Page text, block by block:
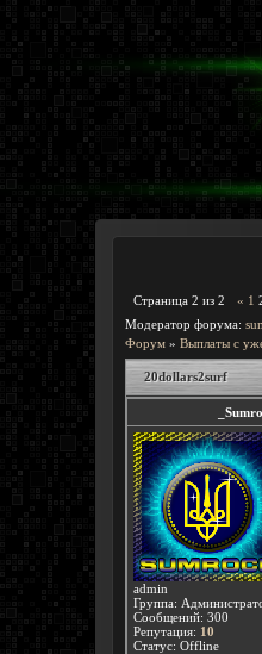
Страница 2 из 2 « 1
Модератор форума:
Форум » Выплаты с
20dollars2surf
admin
Группа:
Сообщений: 300
Репутация: 10
Статус: Offline